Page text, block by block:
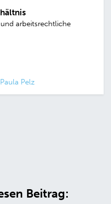
arbeitsrechtliche
Pelz
Beitrag: